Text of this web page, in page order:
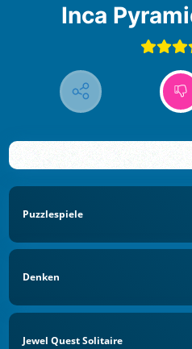
Inca
Puzzlespiele
Denken
Jewel Quest Solitaire